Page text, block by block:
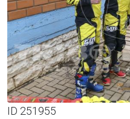
ID 251955